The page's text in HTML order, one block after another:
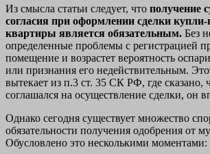
Из смысла статьи следует, что получение
согласия при оформлении сделки
квартиры является обязательным. Без
определенные проблемы с регистрацией
помещение и возрастет вероятность
или признания его недействительным.
вытекает из п.3 ст. 35 СК РФ, где сказано,
соглашался на осуществление сделки, он
Однако сегодня существует множество
обязательности получения одобрения от
Обусловлено это несколькими моментами: